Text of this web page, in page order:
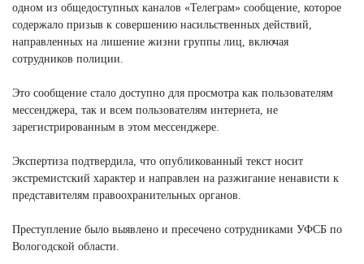
одном из общедоступных каналов «Телеграм» сообщение, которое
содержало призыв к совершению насильственных действий,
направленных на лишение жизни группы лиц, включая
сотрудников полиции.
Это сообщение стало доступно для просмотра как пользователям
мессенджера, так и всем пользователям интернета, не
зарегистрированным в этом мессенджере.
Экспертиза подтвердила, что опубликованный текст носит
экстремистский характер и направлен на разжигание ненависти к
представителям правоохранительных органов.
Преступление было выявлено и пресечено сотрудниками УФСБ по
Вологодской области.